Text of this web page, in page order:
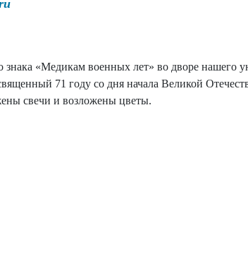
«Медикам военных лет» во дворе нашего
71 году со дня начала Великой
свечи и возложены цветы.